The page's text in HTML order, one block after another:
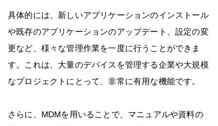
具体的には、新しいアプリケーションのインストール
や既存のアプリケーションのアップデート、設定の変
更など、様々な管理作業を一度に行うことができま
す。これは、大量のデバイスを管理する企業や大規模
なプロジェクトにとって、非常に有用な機能です。
さらに、MDMを用いることで、マニュアルや資料の